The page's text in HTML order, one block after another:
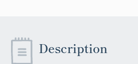
Description